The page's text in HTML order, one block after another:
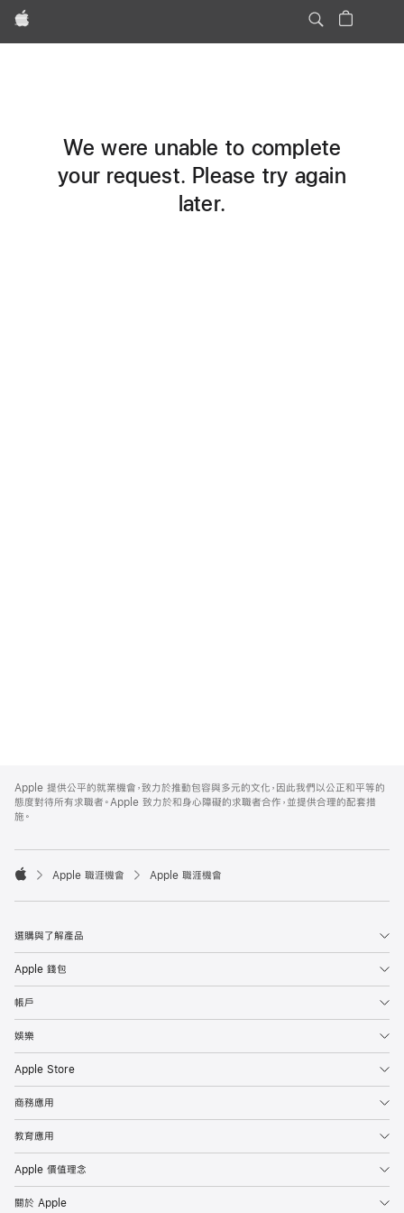
Apple
We were unable to complete
your request. Please try again
later.
Footer
Apple 提供公平的就業機會，致力於推動包容與多元的文化，因此我們以公正和平等的
態度對待所有求職者。Apple 致力於和身心障礙的求職者合作，並提供合理的配套措
施。

Apple 職涯機會 Apple 職涯機會
選購與了解產品
Apple 錢包
帳戶
娛樂
Apple Store
商務應用
教育應用
Apple 價值理念
關於 Apple